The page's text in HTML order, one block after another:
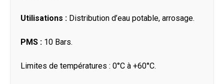
Utilisations : Distribution d’eau potable, arrosage.
PMS : 10 Bars.
Limites de températures : 0°C à +60°C.